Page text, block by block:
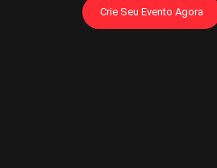
Crie Seu Evento Agora